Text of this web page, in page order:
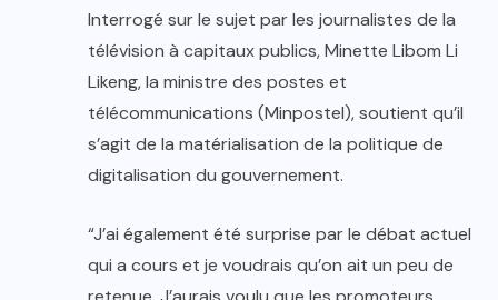
Interrogé sur le sujet par les journalistes de la
télévision à capitaux publics, Minette Libom Li
Likeng, la ministre des postes et
télécommunications (Minpostel), soutient qu’il
s’agit de la matérialisation de la politique de
digitalisation du gouvernement.
“J’ai également été surprise par le débat actuel
qui a cours et je voudrais qu’on ait un peu de